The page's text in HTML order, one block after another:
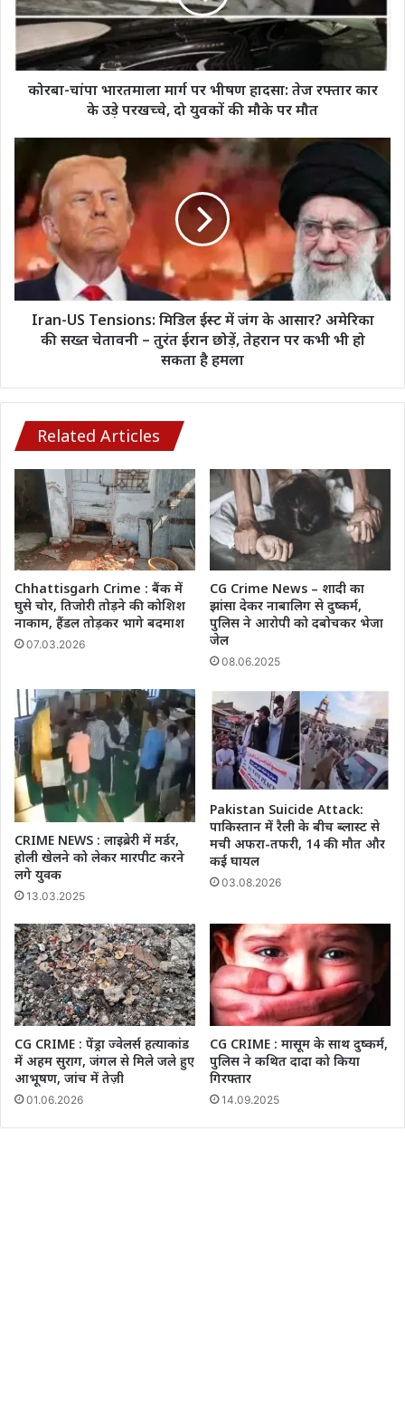
भीषण
हादसा:
तेज
रफ्तार
कार
परखच्चे,
की
मौके
पर
कोरबा-चांपा भारतमाला मार्ग पर भीषण हादसा: तेज रफ्तार कार
के उड़े परखच्चे, दो युवकों की मौके पर मौत
Iran-
Tensions​
मिडिल
ईस्ट
जंग
के
आसार?
अमेरिका
चेतावनी
तुरंत
ईरान
छोड़ें,
तेहरान
भी
हो
सकता
है
हमला
Iran-US Tensions​: मिडिल ईस्ट में जंग के आसार? अमेरिका
की सख्त चेतावनी – तुरंत ईरान छोड़ें, तेहरान पर कभी भी हो
सकता है हमला
Related Articles
Chhattisgarh Crime : बैंक में
घुसे चोर, तिजोरी तोड़ने की कोशिश
नाकाम, हैंडल तोड़कर भागे बदमाश
07.03.2026
CG Crime News – शादी का
झांसा देकर नाबालिग से दुष्कर्म,
पुलिस ने आरोपी को दबोचकर भेजा
जेल
08.06.2025
CRIME NEWS : लाइब्रेरी में मर्डर,
होली खेलने को लेकर मारपीट करने
लगे युवक
13.03.2025
Pakistan Suicide Attack:
पाकिस्तान में रैली के बीच ब्लास्ट से
मची अफरा-तफरी, 14 की मौत और
कई घायल
03.08.2026
CG CRIME : पेंड्रा ज्वेलर्स हत्याकांड
में अहम सुराग, जंगल से मिले जले हुए
आभूषण, जांच में तेज़ी
01.06.2026
CG CRIME : मासूम के साथ दुष्कर्म,
पुलिस ने कथित दादा को किया
गिरफ्तार
14.09.2025